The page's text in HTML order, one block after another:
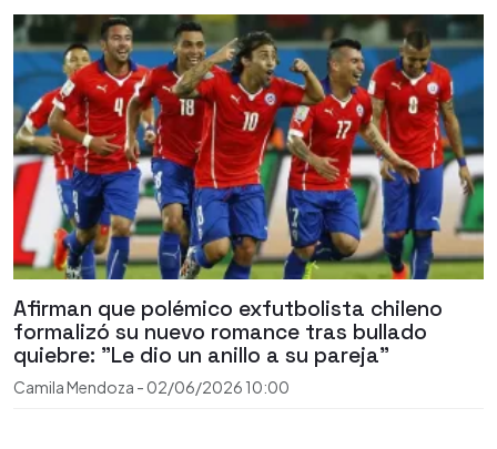
Afirman que polémico exfutbolista chileno
formalizó su nuevo romance tras bullado
quiebre: "Le dio un anillo a su pareja"
Camila Mendoza - 02/06/2026 10:00